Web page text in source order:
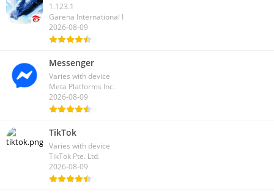
1.123.1
Garena International I
2026-08-09
Messenger
Varies with device
Meta Platforms Inc.
2026-08-09
TikTok
Varies with device
TikTok Pte. Ltd.
2026-08-09